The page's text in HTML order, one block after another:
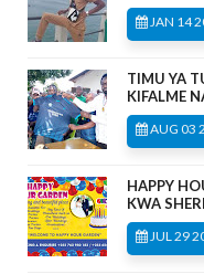
JAN 14
TIMU YA
KIFALME
AUG 03
HAPPY
KWA
JUL 29